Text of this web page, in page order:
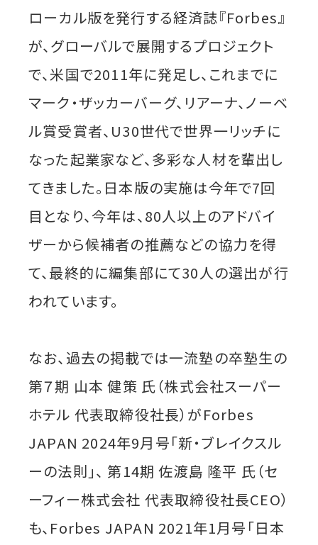
ローカル版を発行する経済誌『Forbes』
が、グローバルで展開するプロジェクト
で、米国で2011年に発足し、これまでに
マーク・ザッカーバーグ、リアーナ、ノーベ
ル賞受賞者、U30世代で世界一リッチに
なった起業家など、多彩な人材を輩出し
てきました。日本版の実施は今年で7回
目となり、今年は、80人以上のアドバイ
ザーから候補者の推薦などの協力を得
て、最終的に編集部にて30人の選出が行
われています。
なお、過去の掲載では一流塾の卒塾生の
第７期 山本 健策 氏（株式会社スーパー
ホテル 代表取締役社長）がForbes
JAPAN 2024年9月号「新・ブレイクスル
ーの法則」、 第14期 佐渡島 隆平 氏（セ
ーフィー株式会社 代表取締役社長CEO）
も、Forbes JAPAN 2021年1月号「日本